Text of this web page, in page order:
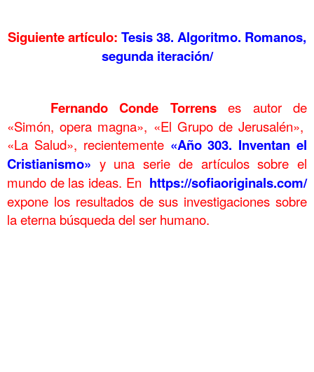
Siguiente artículo: Tesis 38. Algoritmo. Romanos,
segunda iteración/
Fernando Conde Torrenses autor de
«Simón, opera magna», «El Grupo de Jerusalén»,
«La Salud», recientemente «Año 303. Inventan el
Cristianismo» y una serie de artículos sobre el
mundo de las ideas. En https://sofiaoriginals.com/
expone los resultados de sus investigaciones sobre
la eterna búsqueda del ser humano.